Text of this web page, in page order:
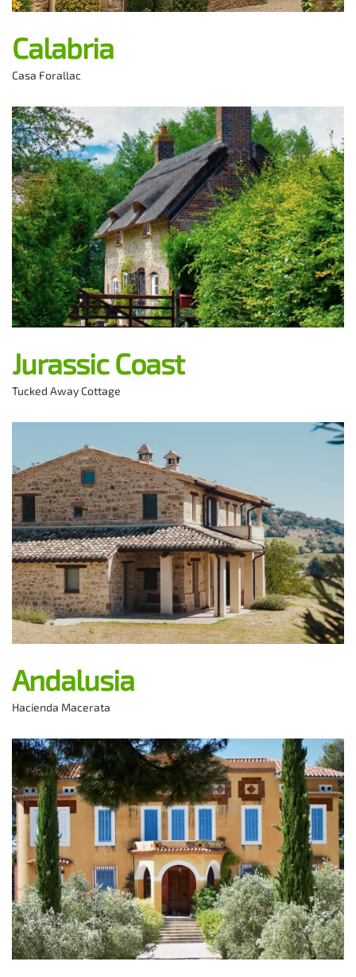
Calabria
Casa Forallac
Jurassic Coast
Tucked Away Cottage
Andalusia
Hacienda Macerata